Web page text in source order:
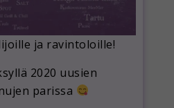
ja ravintoloille!
2020 uusien
parissa